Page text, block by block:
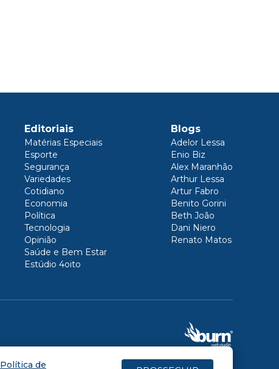
Editoriais
Matérias Especiais
Esporte
Segurança
Variedades
Cotidiano
Economia
Política
Tecnologia
Opinião
Saúde e Bem Estar
Estúdio 4oito
Blogs
Adelor Lessa
Enio Biz
Alex Maranhão
Arthur Lessa
Artur Fabro
Benito Gorini
Beth João
Dani Niero
Renato Matos
Política de